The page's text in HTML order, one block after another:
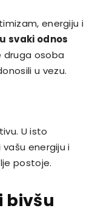
energiju i
svaki odnos
druga osoba
u vezu.
U isto
energiju i
postoje.
bivšu